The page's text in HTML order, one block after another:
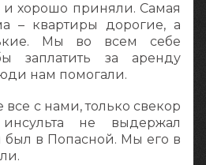
и хорошо приняли. Самая
– квартиры дорогие, а
Мы во всем себе
заплатить за аренду
нам помогали.
с нами, только свекор
не выдержал
был в Попасной. Мы его в